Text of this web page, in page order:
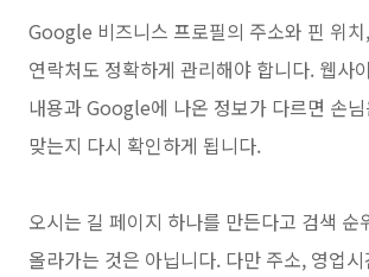
Google 비즈니스 프로필의 주소와 핀 위
연락처도 정확하게 관리해야 합니다. 웹사
내용과 Google에 나온 정보가 다르면 손
맞는지 다시 확인하게 됩니다.
오시는 길 페이지 하나를 만든다고 검색 순
올라가는 것은 아닙니다. 다만 주소, 영업